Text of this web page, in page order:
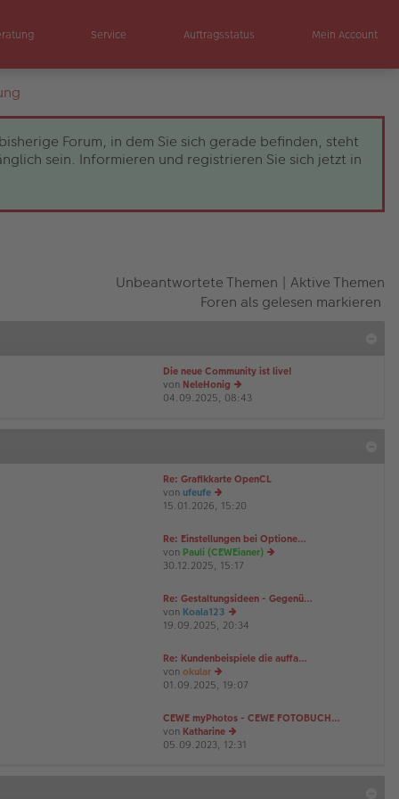
Service Auftragsstatus Mein Account
Forum, in dem Sie sich gerade befinden, steht
sein. Informieren und registrieren Sie sich jetzt in
Unbeantwortete Themen | Aktive Themen
Foren als gelesen markieren
Die neue Community ist live!
von NeleHonig
e
ei
a
04.09.2025, 08:43
Re: Grafikkarte OpenCL
von ufeufe
e
es
te
B
tr
a
g
15.01.2026, 15:20
Re: Einstellungen bei Optione…
von Pauli (CEWEianer)
es
tr
30.12.2025, 15:17
Re: Gestaltungsideen - Gegenü…
von Koala123
e
es
te
r
tr
a
g
19.09.2025, 20:34
Re: Kundenbeispiele die auffa…
von okular
e
es
te
r
B
01.09.2025, 19:07
CEWE myPhotos - CEWE FOTOBUCH…
von Katharine
e
05.09.2023, 12:31